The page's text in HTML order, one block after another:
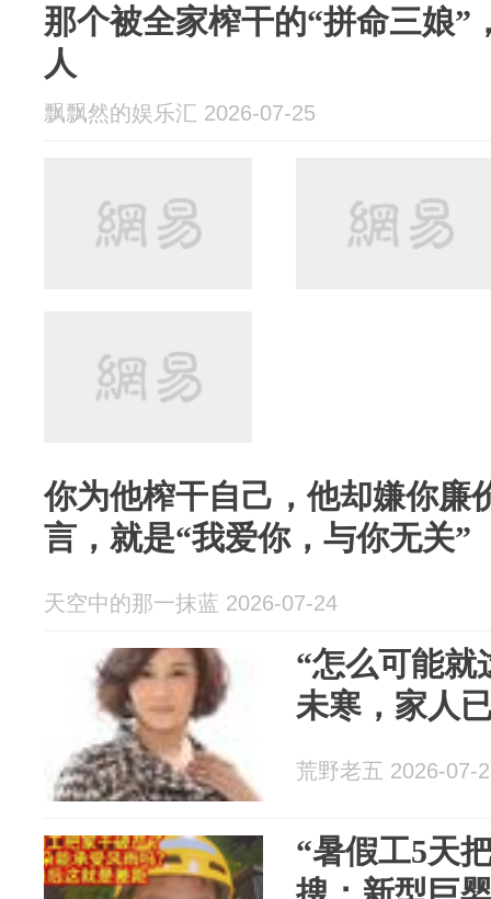
那个被全家榨干的“拼命三娘”
人
飘飘然的娱乐汇 2026-07-25
你为他榨干自己，他却嫌你廉
言，就是“我爱你，与你无关”
天空中的那一抹蓝 2026-07-24
“怎么可能就
未寒，家人
荒野老五 2026-07-
“暑假工5天